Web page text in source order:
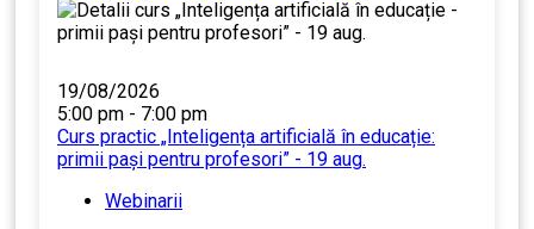
19/08/2026
5:00 pm - 7:00 pm
Curs practic „Inteligența artificială în educație:
primii pași pentru profesori” - 19 aug.
Webinarii